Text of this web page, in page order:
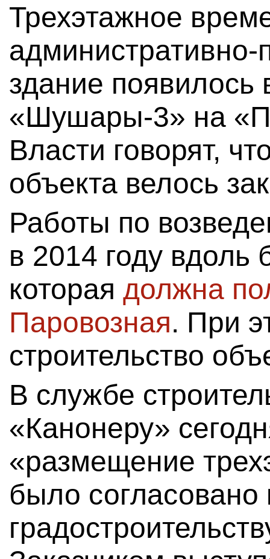
Трехэтажное
административно-
здание появилось
«Шушары-3» на
Власти говорят,
объекта велось
Работы по
в 2014 году вдоль
которая должна
Паровозная. При
строительство
В службе
«Канонеру»
«размещение
было согласовано